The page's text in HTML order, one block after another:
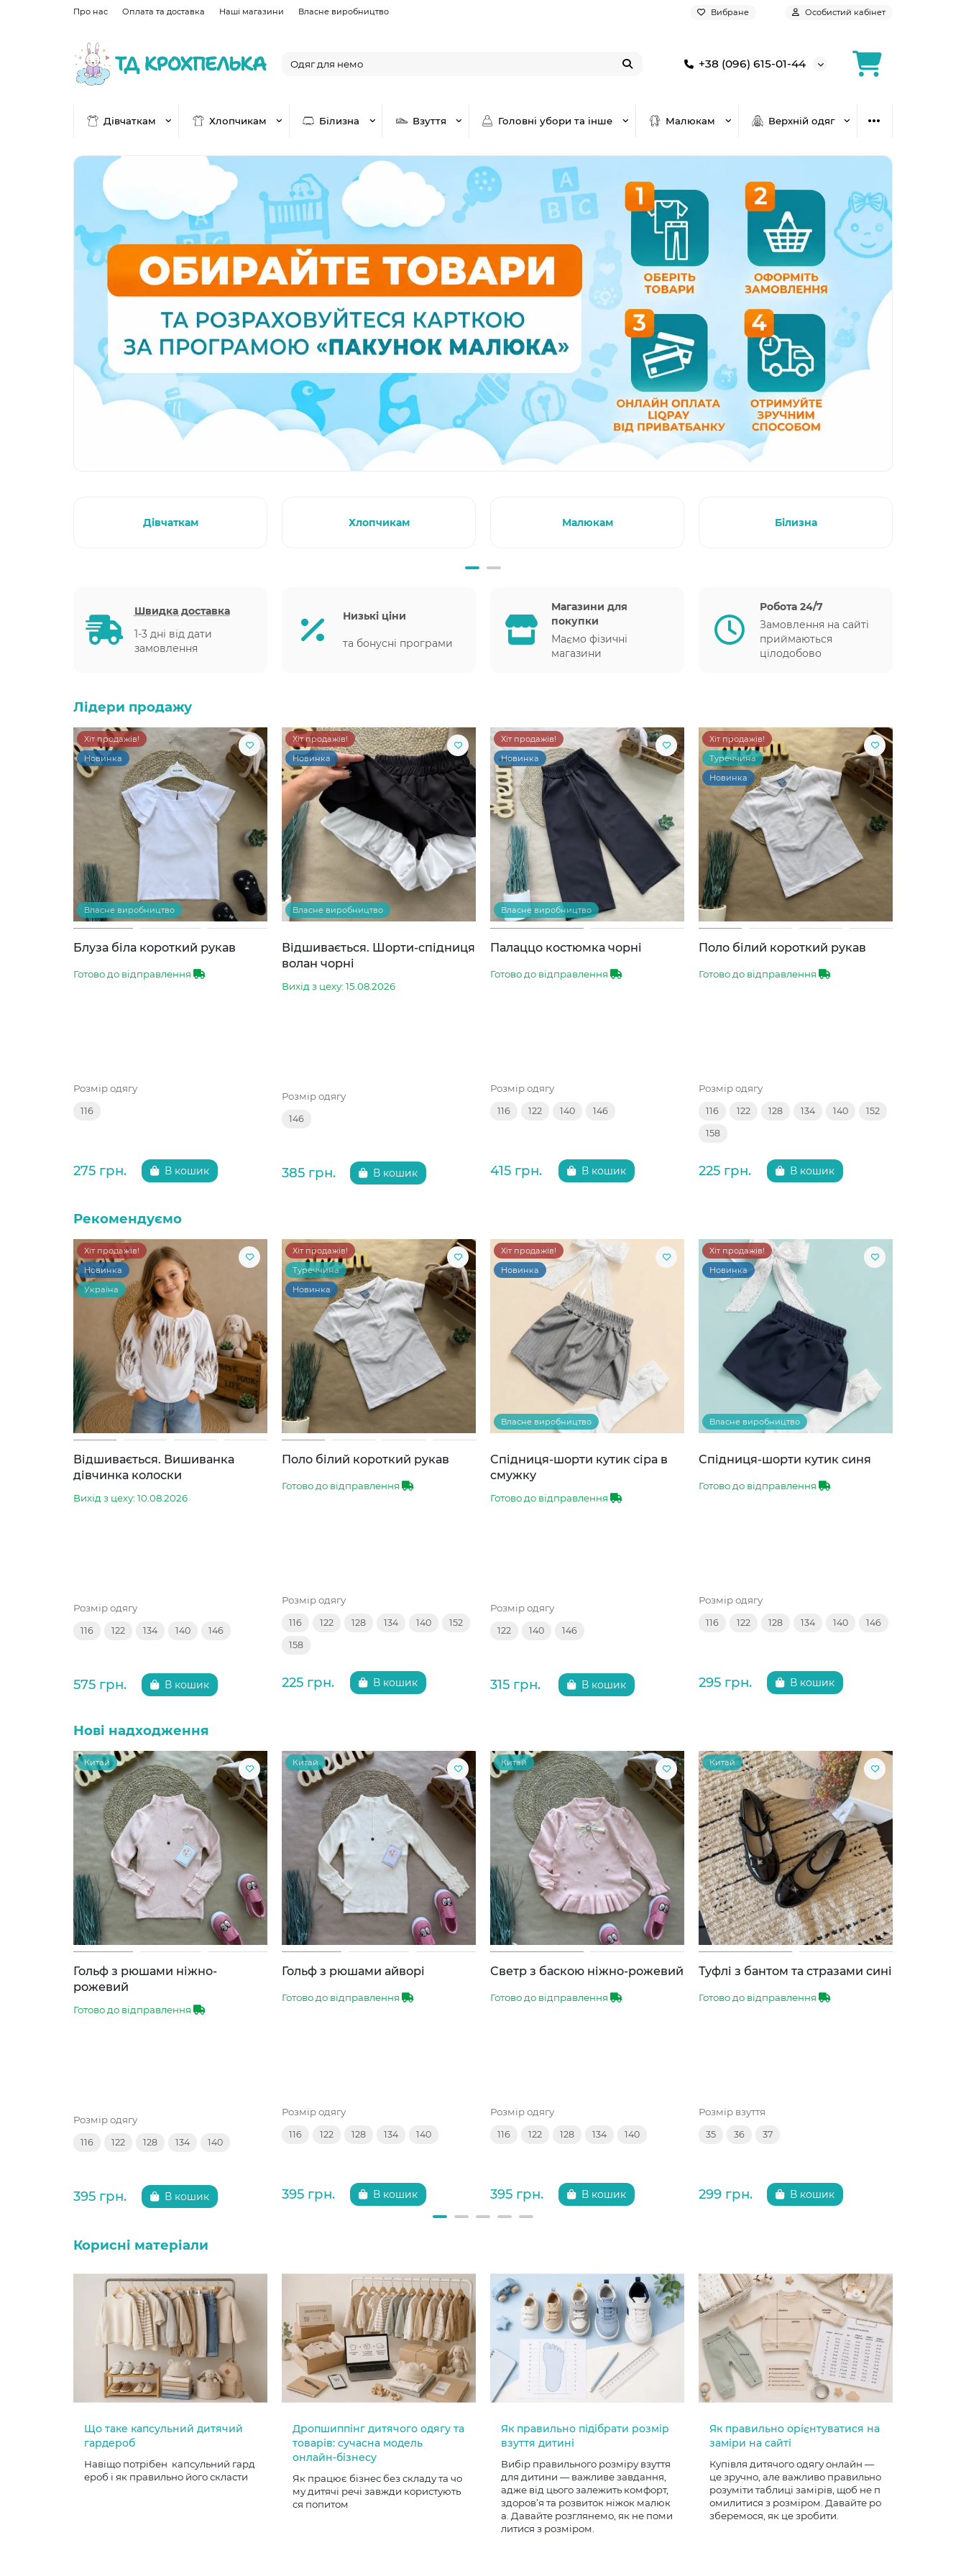
Про нас Оплата та доставка Наші магазини Власне виробництво Вибране Особистий кабінет
+38 (096) 615-01-44
Дівчаткам Хлопчикам Білизна Взуття Головні убори та інше Малюкам Верхній одяг
Дівчаткам Хлопчикам Малюкам Білизна
Швидка доставка
1-3 дні від дати
замовлення
Низькі ціни
та бонусні програми
Магазини для
покупки
Маємо фізичні
магазини
Робота 24/7
Замовлення на сайті
приймаються
цілодобово
Лідери продажу
Хіт продажів!
Новинка
Власне виробництво
Блуза біла короткий рукав
Готово до відправлення
Розмір одягу
116
275 грн. В кошик
Хіт продажів!
Новинка
Власне виробництво
Відшивається. Шорти-спідниця
волан чорні
Вихід з цеху: 15.08.2026
Розмір одягу
146
385 грн. В кошик
Хіт продажів!
Новинка
Власне виробництво
Палаццо костюмка чорні
Готово до відправлення
Розмір одягу
116 122 140 146
415 грн. В кошик
Хіт продажів!
Туреччина
Новинка
Поло білий короткий рукав
Готово до відправлення
Розмір одягу
116 122 128 134 140 152
158
225 грн. В кошик
Рекомендуємо
Хіт продажів!
Новинка
Україна
Відшивається. Вишиванка
дівчинка колоски
Вихід з цеху: 10.08.2026
Розмір одягу
116 122 134 140 146
575 грн. В кошик
Хіт продажів!
Туреччина
Новинка
Поло білий короткий рукав
Готово до відправлення
Розмір одягу
116 122 128 134 140 152
158
225 грн. В кошик
Хіт продажів!
Новинка
Власне виробництво
Спідниця-шорти кутик сіра в
смужку
Готово до відправлення
Розмір одягу
122 140 146
315 грн. В кошик
Хіт продажів!
Новинка
Власне виробництво
Спідниця-шорти кутик синя
Готово до відправлення
Розмір одягу
116 122 128 134 140 146
295 грн. В кошик
Нові надходження
Китай
Гольф з рюшами ніжно-
рожевий
Готово до відправлення
Розмір одягу
116 122 128 134 140
395 грн. В кошик
Китай
Гольф з рюшами айворі
Готово до відправлення
Розмір одягу
116 122 128 134 140
395 грн. В кошик
Китай
Светр з баскою ніжно-рожевий
Готово до відправлення
Розмір одягу
116 122 128 134 140
395 грн. В кошик
Китай
Туфлі з бантом та стразами сині
Готово до відправлення
Розмір взуття
35 36 37
299 грн. В кошик
Корисні матеріали
Що таке капсульний дитячий
гардероб
Навіщо потрібен капсульний гард
ероб і як правильно його скласти
Дропшиппінг дитячого одягу та
товарів: сучасна модель
онлайн-бізнесу
Як працює бізнес без складу та чо
му дитячі речі завжди користують
ся попитом
Як правильно підібрати розмір
взуття дитині
Вибір правильного розміру взуття
для дитини — важливе завдання,
адже від цього залежить комфорт,
здоров’я та розвиток ніжок малюк
а. Давайте розглянемо, як не поми
литися з розміром.
Як правильно орієнтуватися на
заміри на сайті
Купівля дитячого одягу онлайн —
це зручно, але важливо правильно
розуміти таблиці замірів, щоб не п
омилитися з розміром. Давайте ро
зберемося, як це зробити.